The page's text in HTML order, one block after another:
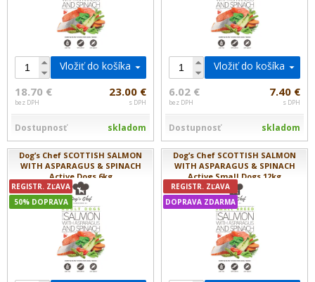
Vložiť do košíka
18.70 €
bez DPH
23.00 €
s DPH
Dostupnosť skladom
Vložiť do košíka
6.02 €
bez DPH
7.40 €
s DPH
Dostupnosť skladom
Dog’s Chef SCOTTISH SALMON
WITH ASPARAGUS & SPINACH
Active Dogs 6kg
REGISTR. ZĽAVA
50% DOPRAVA
Dog’s Chef SCOTTISH SALMON
WITH ASPARAGUS & SPINACH
Active Small Dogs 12kg
REGISTR. ZĽAVA
DOPRAVA ZDARMA